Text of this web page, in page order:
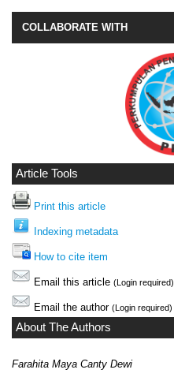
COLLABORATE WITH
Article Tools
Print this article
Indexing metadata
How to cite item
Email this article (Login required)
Email the author (Login required)
About The Authors
Farahita Maya Canty Dewi